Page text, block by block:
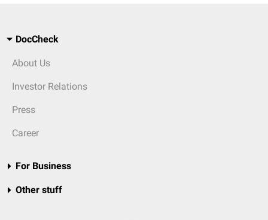
DocCheck
About Us
Investor Relations
Press
Career
For Business
Other stuff